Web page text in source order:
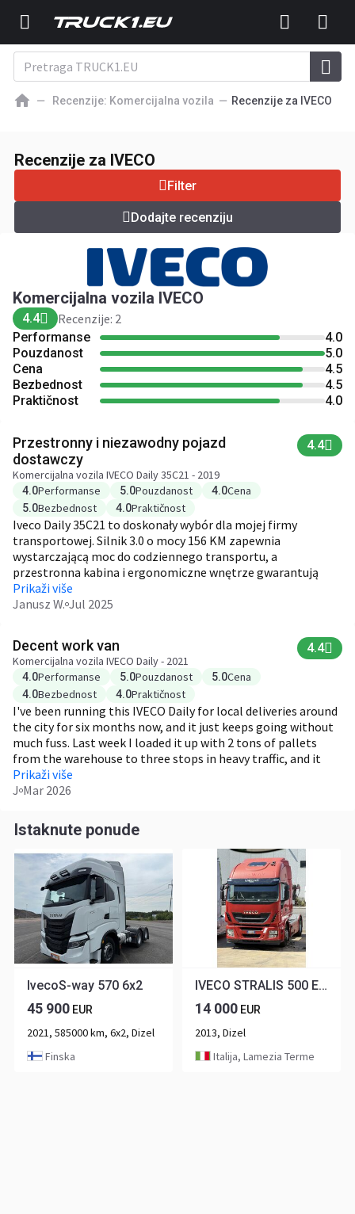
Recenzije: Komercijalna vozila Recenzije za IVECO
Dodajte recenziju
Recenzije za IVECO
Filter
Dodajte recenziju
Komercijalna vozila IVECO
4.4 Recenzije: 2
Performanse
4.0
Pouzdanost
5.0
Cena
4.5
Bezbednost
4.5
Praktičnost
4.0
Przestronny i niezawodny pojazd
dostawczy
Komercijalna vozila IVECO Daily 35C21 - 2019
4.4
4.0Performanse 5.0Pouzdanost 4.0Cena
5.0Bezbednost 4.0Praktičnost
Iveco Daily 35C21 to doskonały wybór dla mojej firmy
transportowej. Silnik 3.0 o mocy 156 KM zapewnia
wystarczającą moc do codziennego transportu, a
przestronna kabina i ergonomiczne wnętrze gwarantują
komfort podczas długich godzin pracy. Zawieszenie jest
solidne, a auto sprawdza się na różnych nawierzchniach.
Prikaži više
Janusz W. Jul 2025
Decent work van
Komercijalna vozila IVECO Daily - 2021
4.4
4.0Performanse 5.0Pouzdanost 5.0Cena
4.0Bezbednost 4.0Praktičnost
I've been running this IVECO Daily for local deliveries around
the city for six months now, and it just keeps going without
much fuss. Last week I loaded it up with 2 tons of pallets
from the warehouse to three stops in heavy traffic, and it
pulled through without breaking a sweat or needing a pit
stop. It's not the cushiest ride on long hauls, but for the job
Prikaži više
J Mar 2026
Istaknute ponude
IvecoS-way 570 6x2
45 900 EUR
2021, 585000 km, 6x2, Dizel
Finska
IVECO STRALIS 500 EEV
14 000 EUR
2013, Dizel
Italija, Lamezia Terme